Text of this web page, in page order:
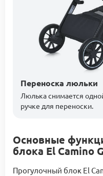
Переноска люльки
Люлька снимается
ручке для переноски.
Основные
блока El Camino
Прогулочный блок El